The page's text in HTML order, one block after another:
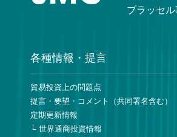
ブラッセ
各種情報・提言
貿易投資上の問題点
提言・要望・コメント（共同署名含む）
定期更新情報
世界通商投資情報